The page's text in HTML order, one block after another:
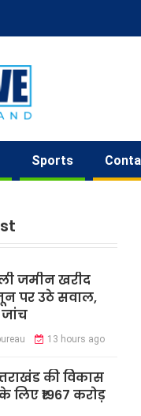
Sports
जमीन खरीद
पर उठे सवाल,
13 hours ago
की विकास
₹1967 करोड़